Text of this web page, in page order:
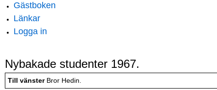
Gästboken
Länkar
Logga in
Nybakade studenter 1967.
Till vänsterBror Hedin.